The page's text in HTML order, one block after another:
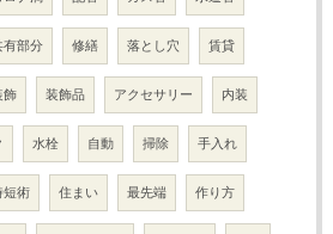
有部分 修繕 落とし穴 賃貸
飾 装飾品 アクセサリー 内装
水栓 自動 掃除 手入れ
短術 住まい 最先端 作り方